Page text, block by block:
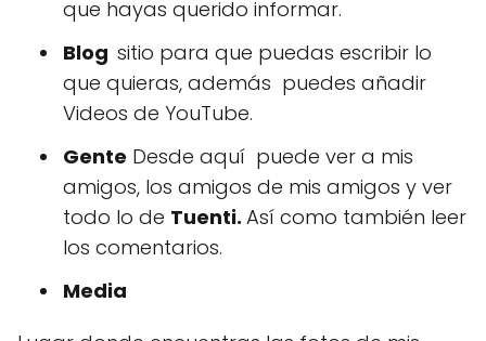
que hayas querido informar.
Blog sitio para que puedas escribir lo
que quieras, además puedes añadir
Videos de YouTube.
Gente Desde aquí puede ver a mis
amigos, los amigos de mis amigos y ver
todo lo de Tuenti. Así como también leer
los comentarios.
Media